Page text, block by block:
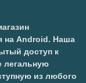
на Android. Наша
доступ к
легальную
из любого